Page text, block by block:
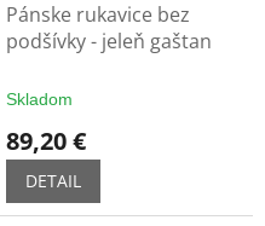
Pánske rukavice bez
podšívky - jeleň gaštan
Skladom
89,20 €
DETAIL